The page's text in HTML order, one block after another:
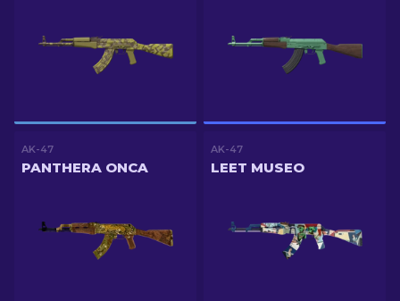
AK-47
PANTHERA ONCA
AK-47
LEET MUSEO